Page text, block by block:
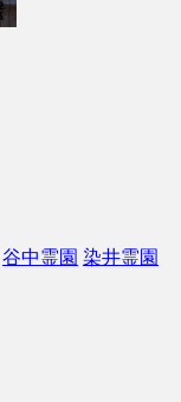
谷中霊園 染井霊園